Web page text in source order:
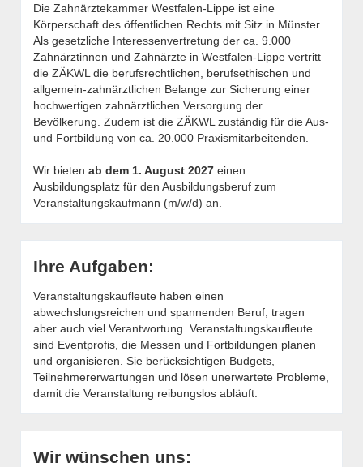
Die Zahnärztekammer Westfalen-Lippe ist eine
Körperschaft des öffentlichen Rechts mit Sitz in Münster.
Als gesetzliche Interessenvertretung der ca. 9.000
Zahnärztinnen und Zahnärzte in Westfalen-Lippe vertritt
die ZÄKWL die berufsrechtlichen, berufsethischen und
allgemein-zahnärztlichen Belange zur Sicherung einer
hochwertigen zahnärztlichen Versorgung der
Bevölkerung. Zudem ist die ZÄKWL zuständig für die Aus-
und Fortbildung von ca. 20.000 Praxismitarbeitenden.
Wir bieten ab dem 1. August 2027 einen
Ausbildungsplatz für den Ausbildungsberuf zum
Veranstaltungskaufmann (m/w/d) an.
Ihre Aufgaben:
Veranstaltungskaufleute haben einen
abwechslungsreichen und spannenden Beruf, tragen
aber auch viel Verantwortung. Veranstaltungskaufleute
sind Eventprofis, die Messen und Fortbildungen planen
und organisieren. Sie berücksichtigen Budgets,
Teilnehmererwartungen und lösen unerwartete Probleme,
damit die Veranstaltung reibungslos abläuft.
Wir wünschen uns: